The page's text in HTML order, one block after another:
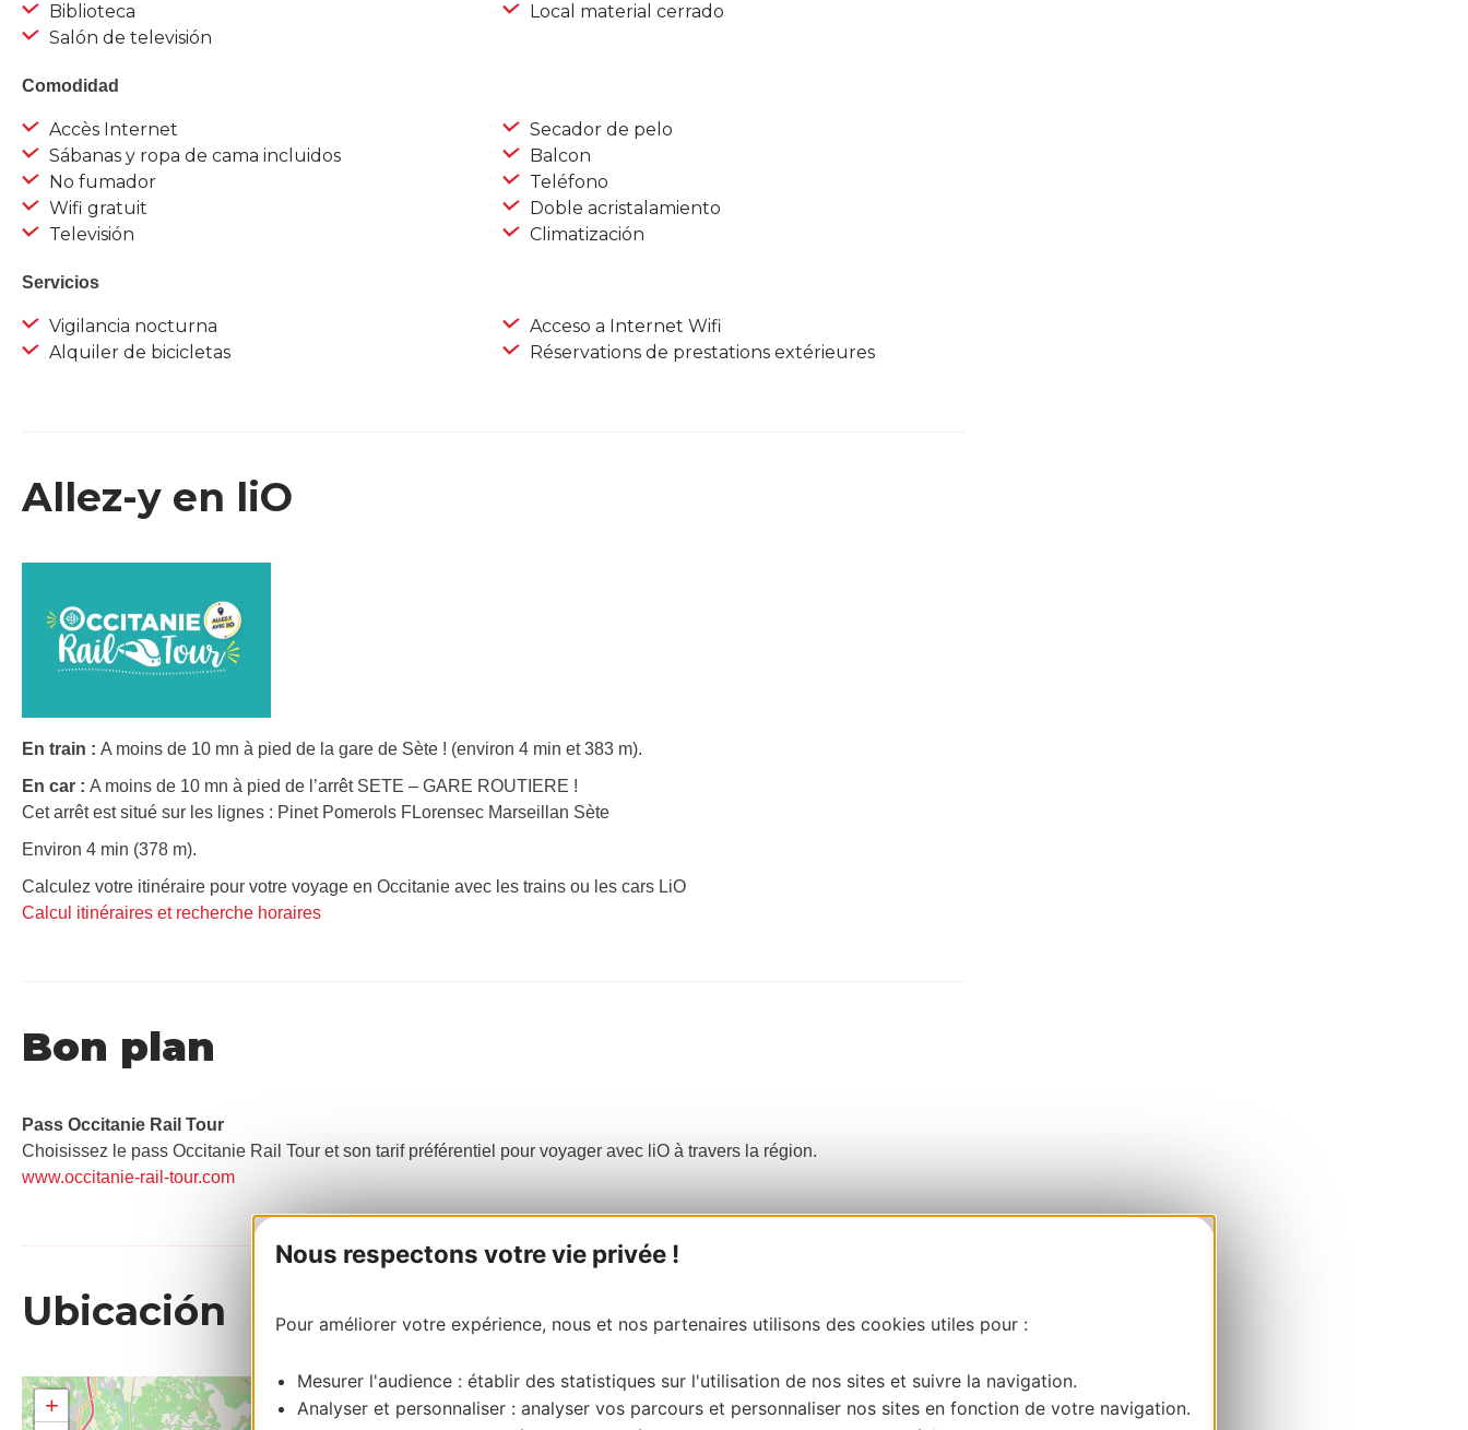
Nous respectons votre vie privée !
Pour améliorer votre expérience, nous et nos partenaires utilisons des cookies utiles pour :
Mesurer l'audience : établir des statistiques sur l'utilisation de nos sites et suivre la navigation.
Analyser et personnaliser : analyser vos parcours et personnaliser nos sites en fonction de votre navigation.
Biblioteca
Salón de televisión
Local material cerrado
Comodidad
Accès Internet
Sábanas y ropa de cama incluidos
No fumador
Wifi gratuit
Televisión
Secador de pelo
Balcon
Teléfono
Doble acristalamiento
Climatización
Servicios
Vigilancia nocturna
Alquiler de bicicletas
Acceso a Internet Wifi
Réservations de prestations extérieures
Allez-y en liO
En train : A moins de 10 mn à pied de la gare de Sète ! (environ 4 min et 383 m).
En car : A moins de 10 mn à pied de l’arrêt SETE – GARE ROUTIERE !
Cet arrêt est situé sur les lignes : Pinet Pomerols FLorensec Marseillan Sète
Environ 4 min (378 m).
Calculez votre itinéraire pour votre voyage en Occitanie avec les trains ou les cars LiO
Calcul itinéraires et recherche horaires
Bon plan
Pass Occitanie Rail Tour​
Choisissez le pass Occitanie Rail Tour et son tarif préférentiel pour voyager avec liO à travers la région.
www.occitanie-rail-tour.com
Ubicación
+